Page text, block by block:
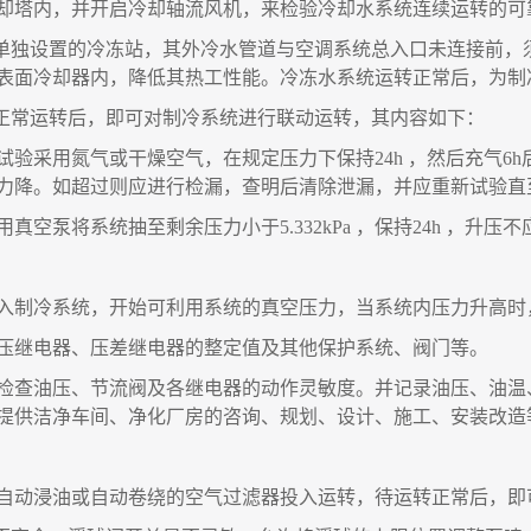
塔内 ， 并开启冷却轴流风机， 来检验冷却水系统连续运转的可
独设置的冷冻站， 其外冷水管道与空调系统总入口未连接前 ，
面冷却器内 ， 降低其热工性能。冷冻水系统运转正常后， 为
常运转后， 即可对制冷系统进行联动运转， 其内容如下 ：
验采用氮气或干燥空气 ， 在规定压力下保持24h ， 然后充气6h
降。如超过则应进行检漏 ， 查明后清除泄漏 ， 并应重新试验直
真空泵将系统抽至剩余压力小于5.332kPa ， 保持24h ， 升压不
制冷系统， 开始可利用系统的真空压力 ， 当系统内压力升高时
继电器、压差继电器的整定值及其他保护系统、阀门等。
查油压、节流阀及各继电器的动作灵敏度。并记录油压、油
供洁净车间、净化厂房的咨询、规划、设计、施工、安装改
动浸油或自动卷绕的空气过滤器投入运转， 待运转正常后，